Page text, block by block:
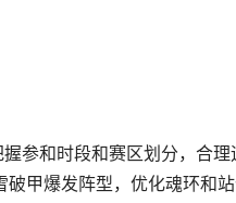
参和时段和赛区划分，合
甲爆发阵型，优化魂环和